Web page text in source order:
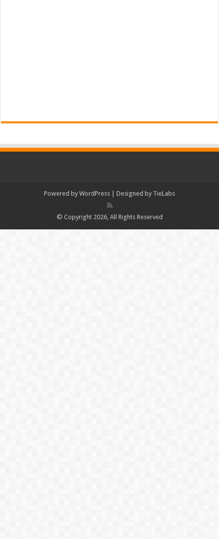
Powered by WordPress | Designed by TieLabs
© Copyright 2026, All Rights Reserved